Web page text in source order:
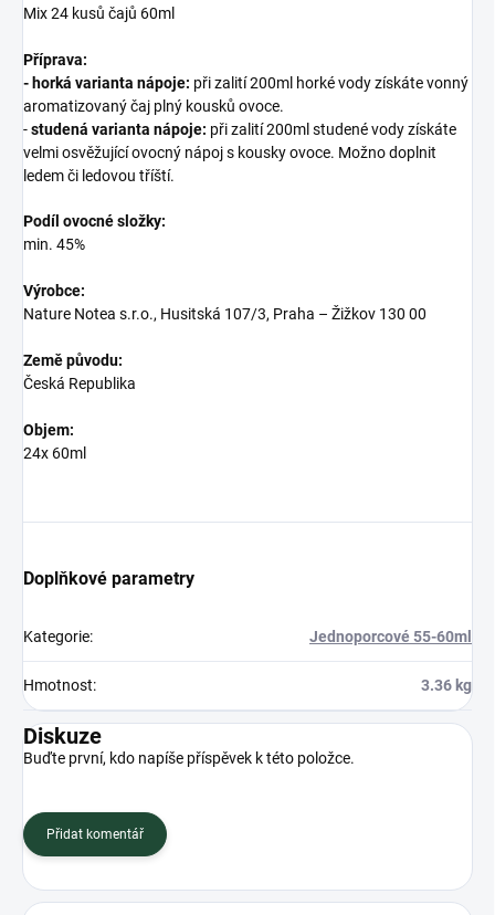
Mix 24 kusů čajů 60ml
Příprava:
- horká varianta nápoje: při zalití 200ml horké vody získáte vonný
aromatizovaný čaj plný kousků ovoce.
-studená varianta nápoje: při zalití 200ml studené vody získáte
velmi osvěžující ovocný nápoj s kousky ovoce. Možno doplnit
ledem či ledovou tříští.
Podíl ovocné složky:
min. 45%
Výrobce:
Nature Notea s.r.o., Husitská 107/3, Praha – Žižkov 130 00
Země původu:
Česká Republika
Objem:
24x 60ml
Doplňkové parametry
Kategorie: Jednoporcové 55-60ml
Hmotnost: 3.36 kg
Diskuze
Buďte první, kdo napíše příspěvek k této položce.
Přidat komentář